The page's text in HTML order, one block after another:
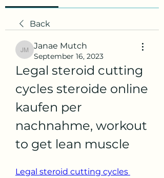
Back
Janae Mutch
Janae Mutch
September 16, 2023
Legal steroid cutting
cycles steroide online
kaufen per
nachnahme, workout
to get lean muscle
Legal steroid cutting cycles